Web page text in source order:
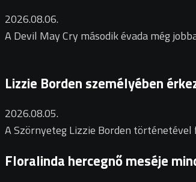
2026.08.06.
A Devil May Cry második évada még
Lizzie Borden személyében
2026.08.05.
A Szörnyeteg Lizzie Borden
Floralinda hercegnő meséje